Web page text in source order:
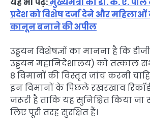
प्रदेश को विशेष दर्जा देने और महिलाओं
कानून बनाने की अपील
उड्डयन विशेषज्ञों का मानना है कि
उड्डयन महानिदेशालय) को तत्काल
8 विमानों की विस्तृत जांच करनी
इन विमानों के पिछले रखरखाव
जरूरी है ताकि यह सुनिश्चित किया
लिए पूरी तरह सुरक्षित हैं।